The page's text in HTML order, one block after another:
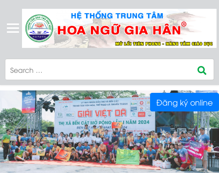
Đăng ký online